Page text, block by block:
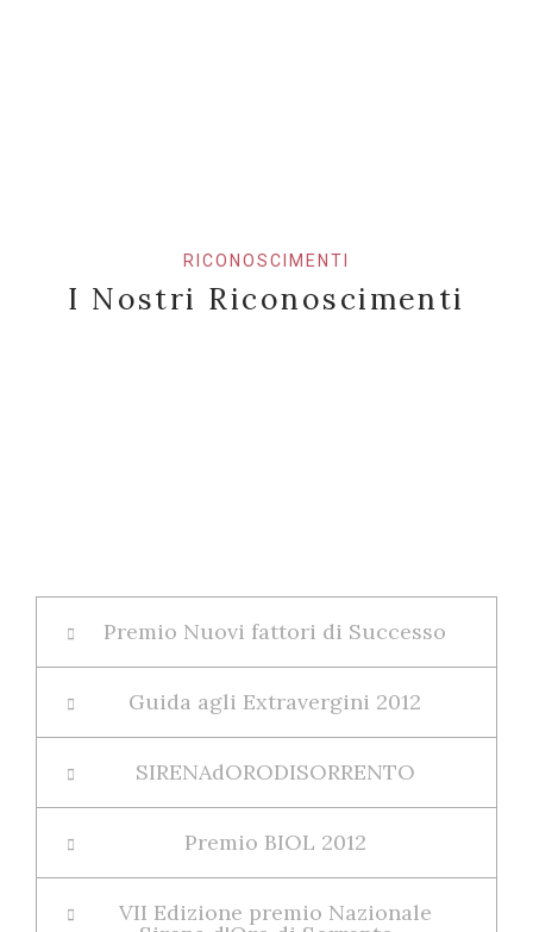
RICONOSCIMENTI
I Nostri Riconoscimenti
Premio Nuovi fattori di Successo
Guida agli Extravergini 2012
SIRENAdORODISORRENTO
Premio BIOL 2012
VII Edizione premio Nazionale